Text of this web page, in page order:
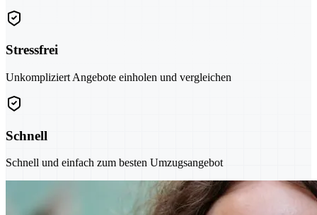
Stressfrei
Unkompliziert Angebote einholen und vergleichen
Schnell
Schnell und einfach zum besten Umzugsangebot